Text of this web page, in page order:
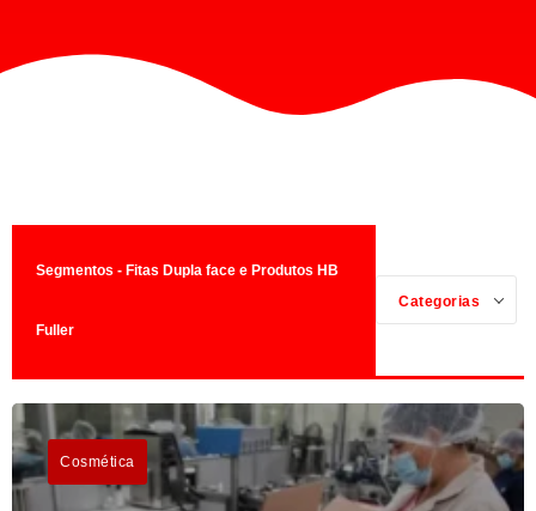
Segmentos - Fitas Dupla face e Produtos HB
Fuller
Categorias
Cosmética